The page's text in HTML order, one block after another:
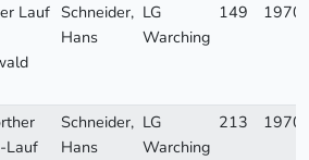
Lauf Schneider,
Hans
LG
Warching
149 1970
Lauf
Schneider,
Hans
LG
Warching
213 1970